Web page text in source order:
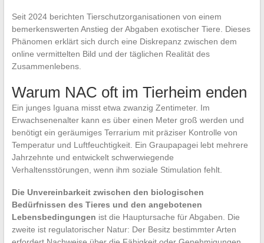
Seit 2024 berichten Tierschutzorganisationen von einem
bemerkenswerten Anstieg der Abgaben exotischer Tiere. Dieses
Phänomen erklärt sich durch eine Diskrepanz zwischen dem
online vermittelten Bild und der täglichen Realität des
Zusammenlebens.
Warum NAC oft im Tierheim enden
Ein junges Iguana misst etwa zwanzig Zentimeter. Im
Erwachsenenalter kann es über einen Meter groß werden und
benötigt ein geräumiges Terrarium mit präziser Kontrolle von
Temperatur und Luftfeuchtigkeit. Ein Graupapagei lebt mehrere
Jahrzehnte und entwickelt schwerwiegende
Verhaltensstörungen, wenn ihm soziale Stimulation fehlt.
Die Unvereinbarkeit zwischen den biologischen
Bedürfnissen des Tieres und den angebotenen
Lebensbedingungen ist die Hauptursache für Abgaben. Die
zweite ist regulatorischer Natur: Der Besitz bestimmter Arten